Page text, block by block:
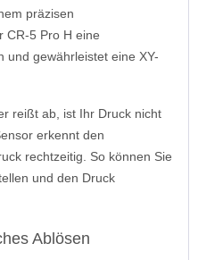
präzisen
CR-5 Pro H eine
und gewährleistet eine XY-
reißt ab, ist Ihr Druck nicht
erkennt den
rechtzeitig. So können Sie
und den Druck
Ablösen